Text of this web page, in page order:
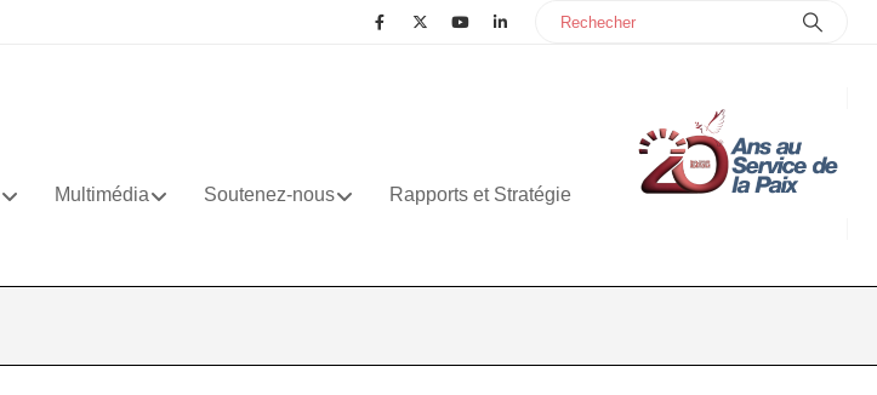
Multimédia Soutenez-nous Rapports et Stratégie